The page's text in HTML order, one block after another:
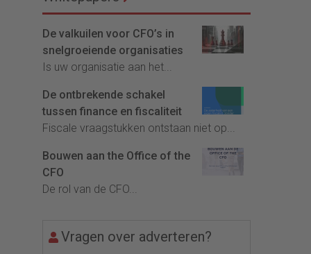
De valkuilen voor CFO’s in
snelgroeiende organisaties
Is uw organisatie aan het...
De ontbrekende schakel
tussen finance en fiscaliteit
Fiscale vraagstukken ontstaan niet op...
Bouwen aan the Office of the
CFO
De rol van de CFO...
Vragen over adverteren?